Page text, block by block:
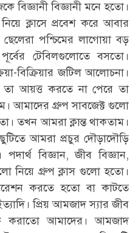
বিজ্ঞানী বিজ্ঞানী মনে হতো।
ক্লাসে প্রবেশ করে আবার
পশ্চিমের লাগোয়া বড়
টেবিলগুলোতে বসতো।
বিক্রিয়ার জটিল আলোচনা।
আয়ত্ত করতে না পেরে তা
আমাদের গ্রুপ সাবজেক্ট গুলো
তখন আমরা ক্লান্ত থাকতাম।
আমরা প্রচুর দৌড়াদৌড়ি
বিজ্ঞান, জীব বিজ্ঞান,
নিয়ে গ্রুপ ক্লাস গুলো হতো।
করতে হতো বা কাটতে
প্রিয় আমজাদ স্যার জীব
করাতো আমাদের। আমজাদ